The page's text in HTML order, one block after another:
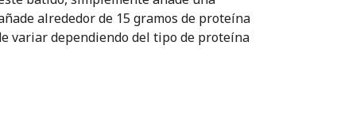
alrededor de 15 gramos de proteína
variar dependiendo del tipo de proteína